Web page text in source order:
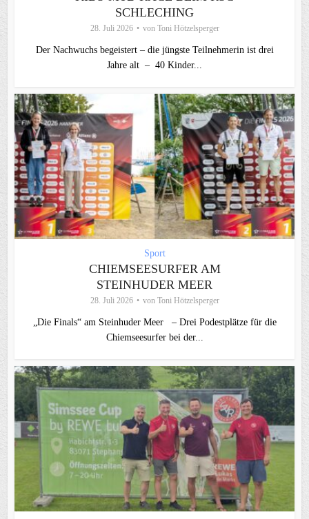
SCHLECHING
28. Juli 2026 von Toni Hötzelsperger
Der Nachwuchs begeistert – die jüngste Teilnehmerin ist drei
Jahre alt – 40 Kinder...
Sport
CHIEMSEESURFER AM
STEINHUDER MEER
28. Juli 2026 von Toni Hötzelsperger
„Die Finals“ am Steinhuder Meer – Drei Podestplätze für die
Chiemseesurfer bei der...